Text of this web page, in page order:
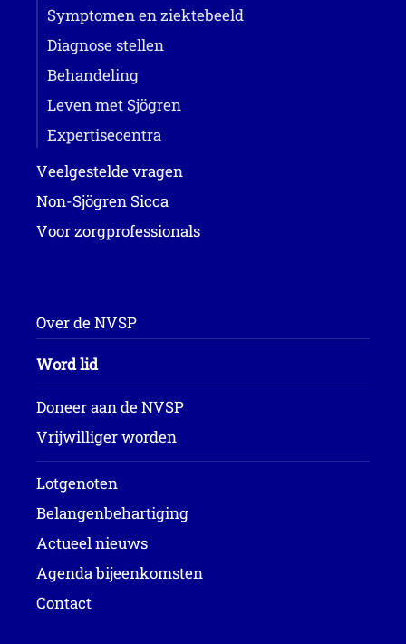
Symptomen en ziektebeeld
Diagnose stellen
Behandeling
Leven met Sjögren
Expertisecentra
Veelgestelde vragen
Non-Sjögren Sicca
Voor zorgprofessionals
Over de NVSP
Word lid
Doneer aan de NVSP
Vrijwilliger worden
Lotgenoten
Belangenbehartiging
Actueel nieuws
Agenda bijeenkomsten
Contact